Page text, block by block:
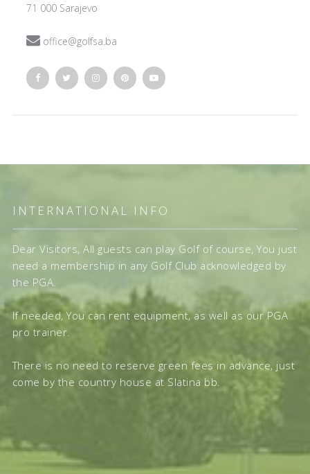
71 000 Sarajevo
office@golfsa.ba
INTERNATIONAL INFO
Dear Visitors, All guests can play Golf of course, You just
need a membership in any Golf Club acknowledged by
the PGA.
If needed, You can rent equipment, as well as our PGA
pro trainer.
There is no need to reserve green fees in advance, just
come by the country house at Slatina bb.